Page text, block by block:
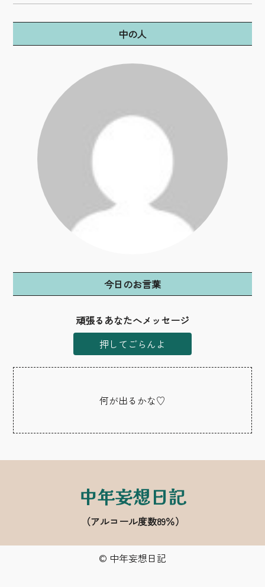
中の人
今日のお言葉
頑張るあなたへメッセージ
押してごらんよ
何が出るかな♡
中年妄想日記
（アルコール度数89％）
© 中年妄想日記